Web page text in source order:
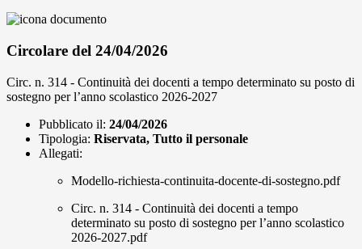
Circolare del 24/04/2026
Circ. n. 314 - Continuità dei docenti a tempo determinato su posto di
sostegno per l’anno scolastico 2026-2027
Pubblicato il: 24/04/2026
Tipologia: Riservata, Tutto il personale
Allegati:
Modello-richiesta-continuita-docente-di-sostegno.pdf
Circ. n. 314 - Continuità dei docenti a tempo
determinato su posto di sostegno per l’anno scolastico
2026-2027.pdf